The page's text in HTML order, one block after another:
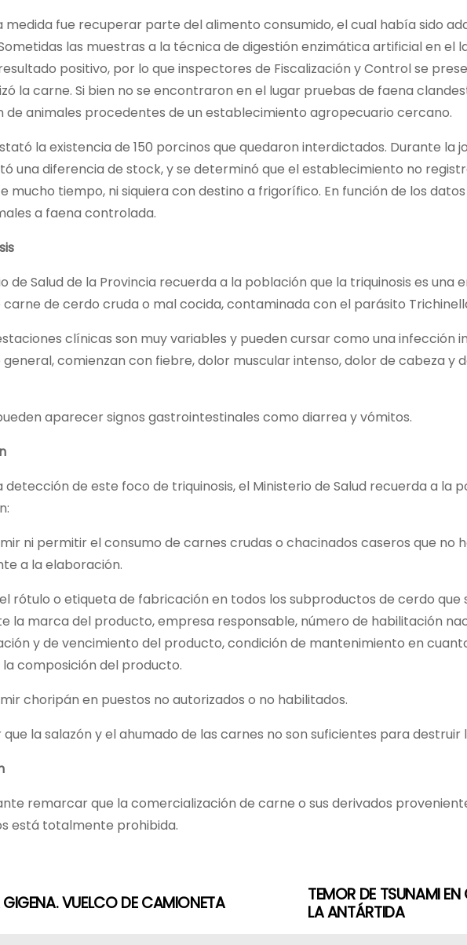
medida fue recuperar parte del alimento consumido, el cual había sido
las muestras a la técnica de digestión enzimática artificial en el
positivo, por lo que inspectores de Fiscalización y Control se
la carne. Si bien no se encontraron en el lugar pruebas de faena
de animales procedentes de un establecimiento agropecuario cercano.
la existencia de 150 porcinos que quedaron interdictados. Durante la
una diferencia de stock, y se determinó que el establecimiento no
mucho tiempo, ni siquiera con destino a frigorífico. En función de los
a faena controlada.
de Salud de la Provincia recuerda a la población que la triquinosis es
carne de cerdo cruda o mal cocida, contaminada con el parásito
clínicas son muy variables y pueden cursar como una
general, comienzan con fiebre, dolor muscular intenso, dolor de cabeza y
aparecer signos gastrointestinales como diarrea y vómitos.
detección de este foco de triquinosis, el Ministerio de Salud recuerda a la
ni permitir el consumo de carnes crudas o chacinados caseros que no
a la elaboración.
rótulo o etiqueta de fabricación en todos los subproductos de cerdo que
la marca del producto, empresa responsable, número de habilitación
y de vencimiento del producto, condición de mantenimiento en
composición del producto.
choripán en puestos no autorizados o no habilitados.
la salazón y el ahumado de las carnes no son suficientes para destruir
remarcar que la comercialización de carne o sus derivados
está totalmente prohibida.
TEMOR DE TSUNAMI
LA ANTÁRTIDA
VUELCO DE CAMIONETA